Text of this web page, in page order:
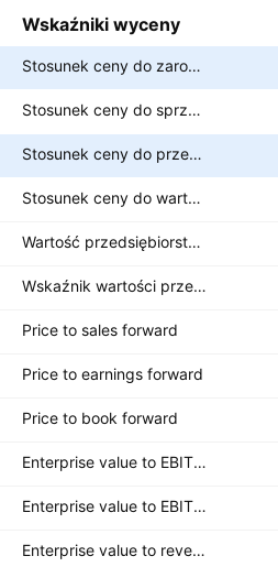
Wskaźniki wyceny
Stosunek ceny do zarobków
Stosunek ceny do sprzedaży
Stosunek ceny do przepływów pieniężnych
Stosunek ceny do wartości księgowej
Wartość przedsiębiorstwa
Wskaźnik wartości przedsiębiorstwa do EBITDA
Price to sales forward
Price to earnings forward
Price to book forward
Enterprise value to EBITDA forward
Enterprise value to EBIT forward
Enterprise value to revenue forward